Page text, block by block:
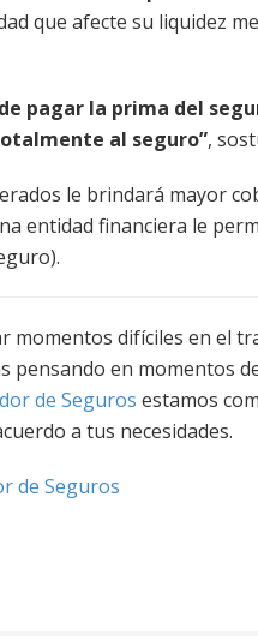
que afecte su liquidez
pagar la prima del
al seguro”,
le brindará mayor
entidad financiera le
difíciles en el
pensando en momentos
de Seguros estamos
a tus necesidades.
de Seguros